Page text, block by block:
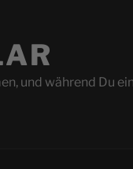
und während Du